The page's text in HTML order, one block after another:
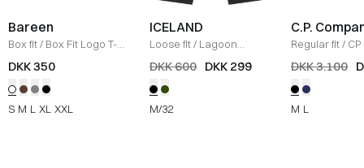
Bareen
Box fit/ Box Fit Logo T-
shirt /WHITE
DKK 350
S M L XL XXL
ICELAND
Loose fit/ Lagoon
Bukser / BLACK
DKK 600 DKK 299
M/32
C.P.
Regular fit/
Jakke
SORT
DKK 3.100
M L